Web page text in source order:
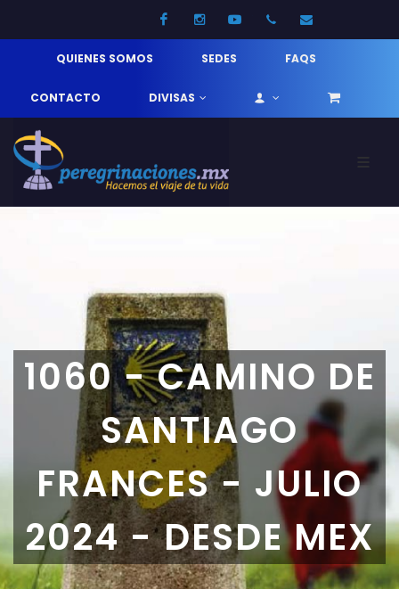
FacebookInstagramYoutube52 33 31210744
QUIENES SOMOS SEDES FAQS
CONTACTO DIVISAS
1060 - CAMINO DE
SANTIAGO
FRANCES - JULIO
2024 - DESDE MEX